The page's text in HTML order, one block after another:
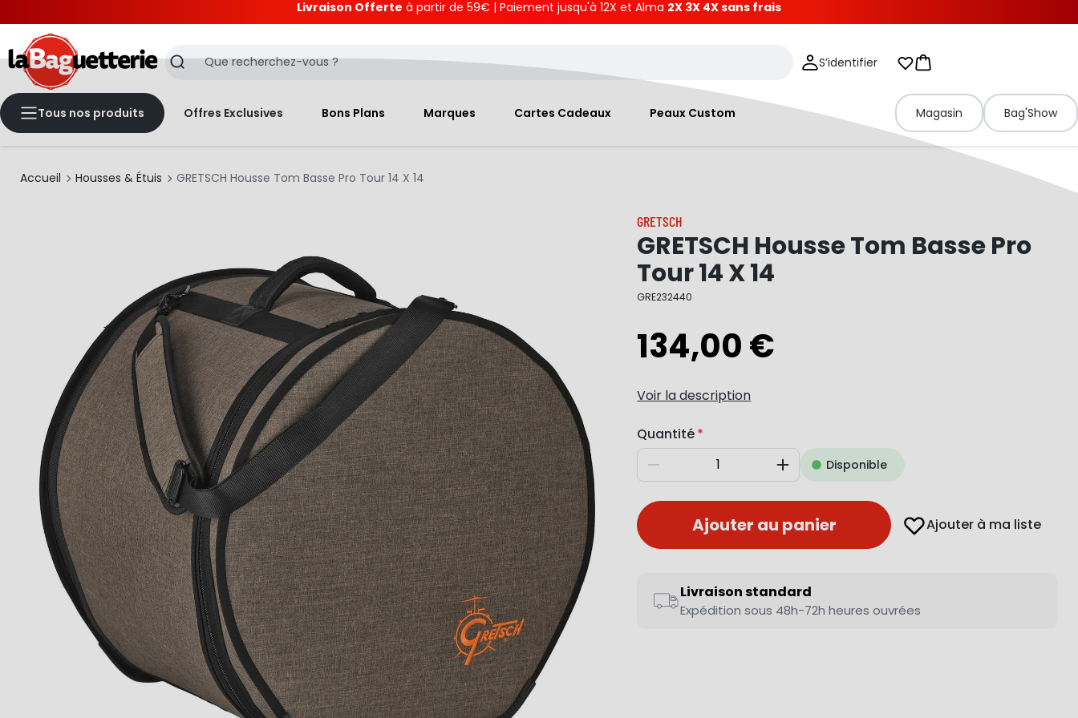
Livraison Offerte à partir de 59€ | Paiement jusqu'à 12X et Alma 2X 3X 4X sans frais
Recherche S’identifier Mes listes d'envies
Panier
Tous nos produits Offres Exclusives Bons Plans Marques Cartes Cadeaux Peaux Custom Magasin Bag'Show
Accueil Housses & Étuis GRETSCH Housse Tom Basse Pro Tour 14 X 14
GRETSCH
GRETSCH Housse Tom Basse Pro
Tour 14 X 14
GRE232440
134,00 €
Voir la description
Quantité
Diminuer AugmenterDisponible
Ajouter au panier Ajouter à ma liste
Livraison standard
Expédition sous 48h-72h heures ouvrées